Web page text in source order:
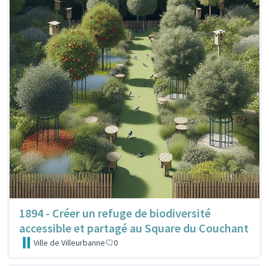
1894 - Créer un refuge de biodiversité
accessible et partagé au Square du Couchant
Ville de Villeurbanne 0